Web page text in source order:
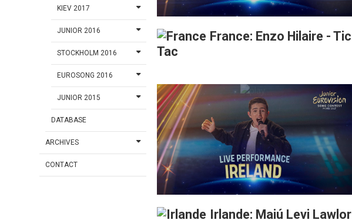
KIEV 2017
JUNIOR 2016
STOCKHOLM 2016
EUROSONG 2016
JUNIOR 2015
DATABASE
ARCHIVES
CONTACT
France: Enzo Hilaire - Tic
Tac
Irlande: Maiú Levi Lawlor